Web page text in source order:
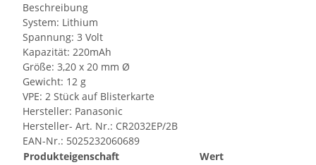
Beschreibung
System: Lithium
Spannung: 3 Volt
Kapazität: 220mAh
Größe: 3,20 x 20 mm Ø
Gewicht: 12 g
VPE: 2 Stück auf Blisterkarte
Hersteller: Panasonic
Hersteller- Art. Nr.: CR2032EP/2B
EAN-Nr.: 5025232060689
Produkteigenschaft
Wert